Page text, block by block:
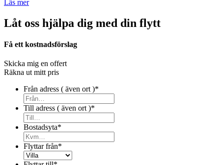
Läs mer
Låt oss hjälpa dig med din flytt
Få ett kostnadsförslag
Skicka mig en offert
Räkna ut mitt pris
Från adress ( även ort )*
Till adress ( även ort )*
Bostadsyta*
Flyttar från*